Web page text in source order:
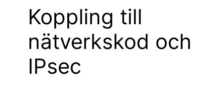
Koppling till
nätverkskod och
IPsec